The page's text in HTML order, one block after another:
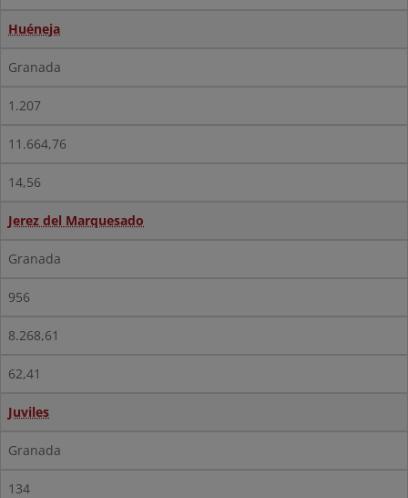
Huéneja
Granada
1.207
11.664,76
14,56
Jerez del Marquesado
Granada
956
8.268,61
62,41
Juviles
Granada
134